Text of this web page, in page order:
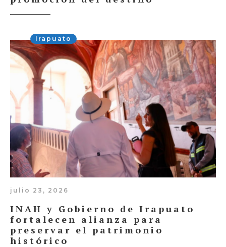
Irapuato
julio 23, 2026
INAH y Gobierno de Irapuato
fortalecen alianza para
preservar el patrimonio
histórico